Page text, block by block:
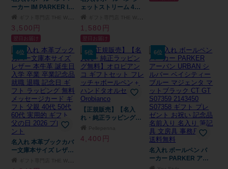
ーカー IM PARKER IM
ギフト 卒業祝い 卒業
記念 記念品 入学祝い
入社祝い 創立記念 退
職祝い 還暦祝い 誕生
日 男性 女性 先生 プレ
ゼント 即日発送 1本か
ら プレゼント ギフト
包装 大口対応 まとめ
買い ノベルティ 法人
ギフト 企業ロゴ オリ
ジナル 販促品 父の日
2026 プレゼント
3,500円
翌日お届け
ェットストリーム 4＆1
多機能ボールペン 三菱
鉛筆 卒業記念品 入学
祝 就職祝 卒団記念 誕
生日 プレゼント 男性
女性 新社会人 退職記
念 公式ラッピング 即
日発送 1本から ギフト
包装 大口対応 まとめ
買い ノベルティ 法人
ギフト 企業ロゴ オリ
ジナル 販促品 父の日
2026 プレゼント
1,580円
翌日お届け
4位
名入れ 本革ブックカバ
ー文庫本サイズ レザー
業 卒業記念品 就職 退
5位
【正規販売】【名入
れ・純正ラッピング無
トセット フレッチャボ
ールペン＋ハンドタオ
4,400円
6位
名入れ ボールペン パ
ーカー PARKER アー